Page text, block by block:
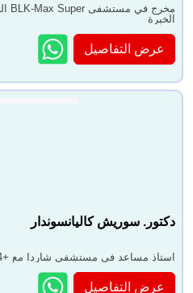
الخبرة
عرض التفاصيل
دكتور. سوريش كاليانسوندار
استاذ مساعد في مستشفى شاردا مع +34 سنوات من الخبرة
عرض التفاصيل